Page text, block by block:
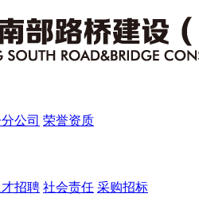
公司 荣誉资质
才招聘 社会责任 采购招标